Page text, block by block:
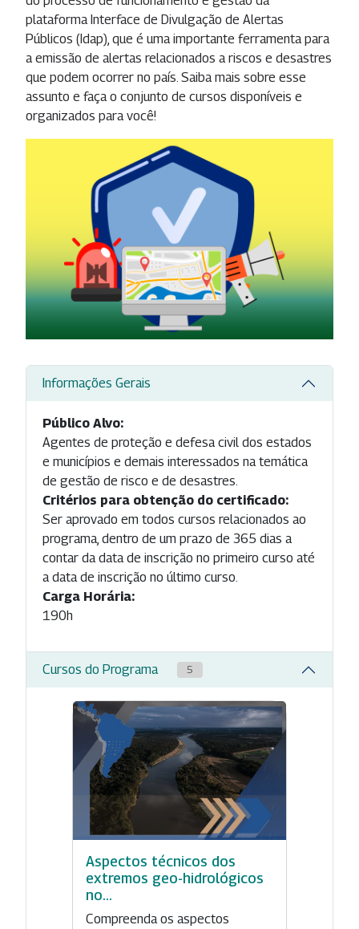
plataforma Interface de Divulgação de Alertas
Públicos (Idap), que é uma importante ferramenta para
a emissão de alertas relacionados a riscos e desastres
que podem ocorrer no país. Saiba mais sobre esse
assunto e faça o conjunto de cursos disponíveis e
organizados para você!
Informações Gerais
Público Alvo:
Agentes de proteção e defesa civil dos estados
e municípios e demais interessados na temática
de gestão de risco e de desastres.
Critérios para obtenção do certificado:
Ser aprovado em todos cursos relacionados ao
programa, dentro de um prazo de 365 dias a
contar da data de inscrição no primeiro curso até
a data de inscrição no último curso.
Carga Horária:
190h
Cursos do Programa 5
Aspectos técnicos dos
extremos geo-hidrológicos
no...
Compreenda os aspectos